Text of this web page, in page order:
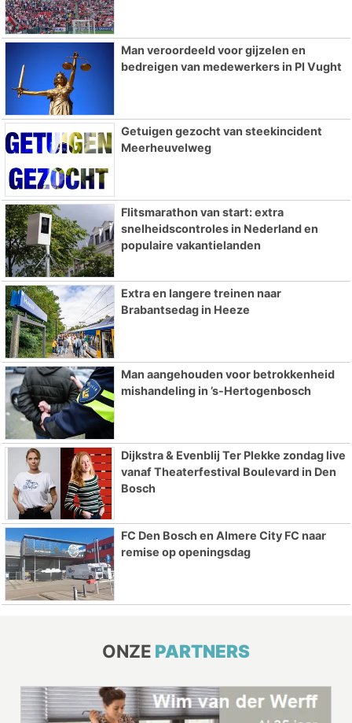
Man veroordeeld voor gijzelen en
bedreigen van medewerkers in PI Vught
Getuigen gezocht van steekincident
Meerheuvelweg
Flitsmarathon van start: extra
snelheidscontroles in Nederland en
populaire vakantielanden
Extra en langere treinen naar
Brabantsedag in Heeze
Man aangehouden voor betrokkenheid
mishandeling in ’s-Hertogenbosch
Dijkstra & Evenblij Ter Plekke zondag live
vanaf Theaterfestival Boulevard in Den
Bosch
FC Den Bosch en Almere City FC naar
remise op openingsdag
ONZE PARTNERS